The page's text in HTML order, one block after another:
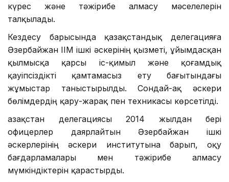
күрес және тәжірибе алмасу мәселелерін
талқылады.
Кездесу барысында қазақстандық делегацияға
Әзербайжан ІІМ ішкі әскерінің қызметі, ұйымдасқан
қылмысқа қарсы іс-қимыл және қоғамдық
қауіпсіздікті қамтамасыз ету бағытындағы
жұмыстар таныстырылды. Сондай-ақ әскери
бөлімдердің қару-жарақ пен техникасы көрсетілді.
Қазақстан делегациясы 2014 жылдан бері
офицерлер даярлайтын Әзербайжан ішкі
әскерлерінің әскери институтына барып, оқу
бағдарламалары мен тәжірибе алмасу
мүмкіндіктерін қарастырды.